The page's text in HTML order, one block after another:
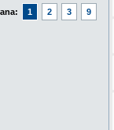
1 2 3 9